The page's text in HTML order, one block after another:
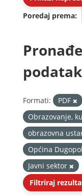
Poredaj prema
Formati: PDF
Obrazovanje,
obrazovna
Općina
Javni sektor
Filtriraj